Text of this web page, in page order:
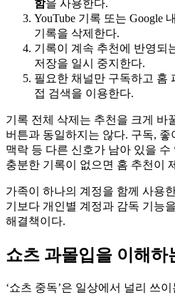
함을 사용한다.
YouTube 기록 또는 Google
기록을 삭제한다.
기록이 계속 추천에 반영되
저장을 일시 중지한다.
필요한 채널만 구독하고 홈
접 검색을 이용한다.
기록 전체 삭제는 추천을 크게 바
버튼과 동일하지는 않다. 구독,
맥락 등 다른 신호가 남아 있을
충분한 기록이 없으면 홈 추천이
가족이 하나의 계정을 함께 사용
기보다 개인별 계정과 감독 기능
해결책이다.
쇼츠 과몰입을 이해하
‘쇼츠 중독’은 일상에서 널리 쓰